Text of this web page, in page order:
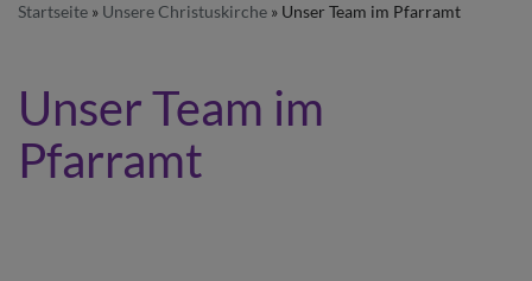
Startseite Unsere Christuskirche Unser Team im Pfarramt
Unser Team im
Pfarramt